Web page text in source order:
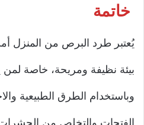
خاتمة
يُعتبر طرد البرص من المنزل
بيئة نظيفة ومريحة، خاصة
وباستخدام الطرق الطبيعية